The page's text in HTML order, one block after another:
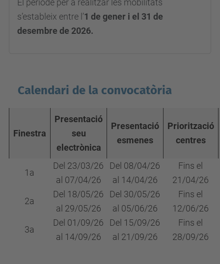
El període per a realitzar les mobilitats
s’estableix entre l’1 de gener i el 31 de
desembre de 2026.
Calendari de la convocatòria
Finestra
Presentació
seu
electrònica
Presentació
esmenes
Priorització
centres
1a
Del 23/03/26
al 07/04/26
Del 08/04/26
al 14/04/26
Fins el
21/04/26
2a
Del 18/05/26
al 29/05/26
Del 30/05/26
al 05/06/26
Fins el
12/06/26
3a
Del 01/09/26
al 14/09/26
Del 15/09/26
al 21/09/26
Fins el
28/09/26